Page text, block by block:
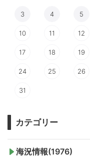
3 4 5
10 11 12
17 18 19
24 25 26
31
カテゴリー
海況情報(1976)